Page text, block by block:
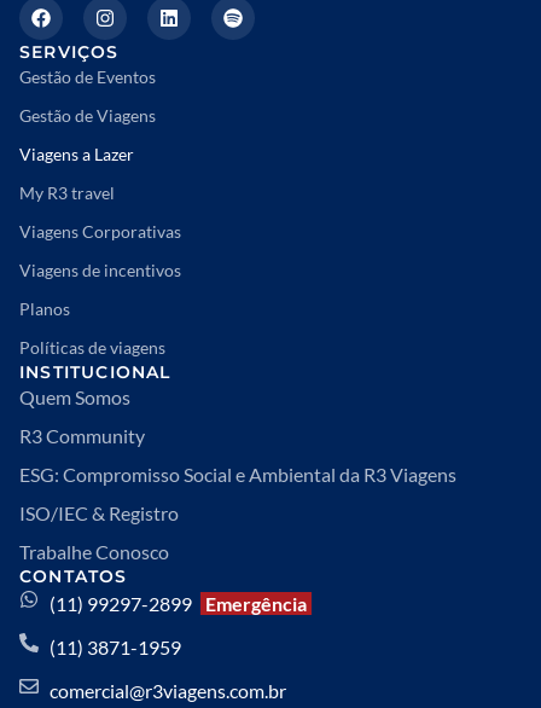
SERVIÇOS
Gestão de Eventos
Gestão de Viagens
Viagens a Lazer
My R3 travel
Viagens Corporativas
Viagens de incentivos
Planos
Políticas de viagens
INSTITUCIONAL
Quem Somos
R3 Community
ESG: Compromisso Social e Ambiental da R3 Viagens
ISO/IEC & Registro
Trabalhe Conosco
CONTATOS
(11) 99297-2899
Emergência
(11) 3871-1959
comercial@r3viagens.com.br